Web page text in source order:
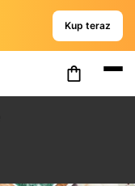
Kup teraz